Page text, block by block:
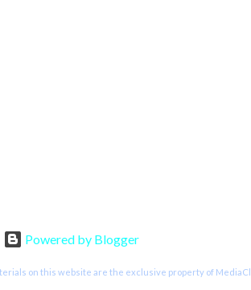
Powered by Blogger
on this website are the exclusive property of